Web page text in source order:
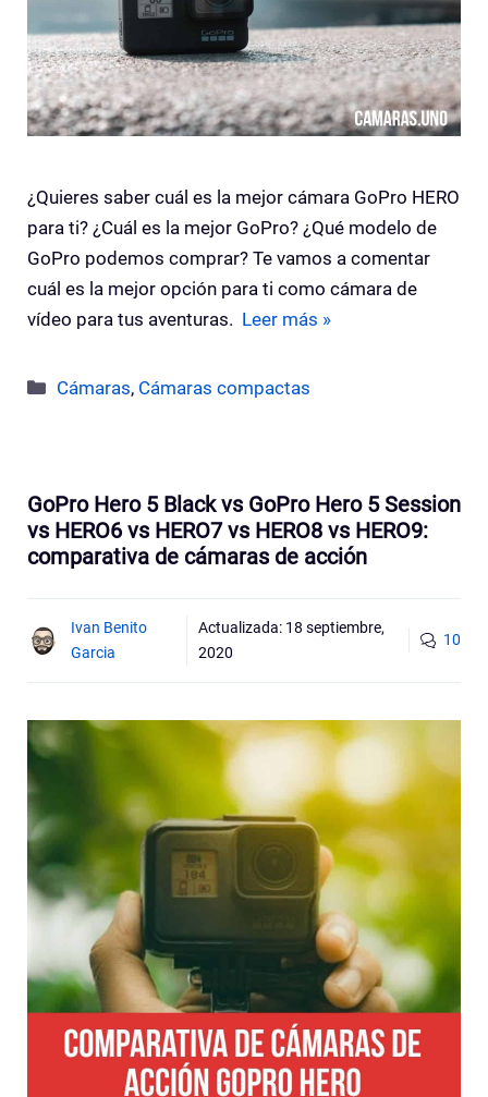
¿Quieres saber cuál es la mejor cámara GoPro HERO
para ti? ¿Cuál es la mejor GoPro? ¿Qué modelo de
GoPro podemos comprar? Te vamos a comentar
cuál es la mejor opción para ti como cámara de
vídeo para tus aventuras. Leer más »
Categorías
Cámaras, Cámaras compactas
GoPro Hero 5 Black vs GoPro Hero 5 Session
vs HERO6 vs HERO7 vs HERO8 vs HERO9:
comparativa de cámaras de acción
Ivan Benito
Garcia
Actualizada: 18 septiembre,
2020
10